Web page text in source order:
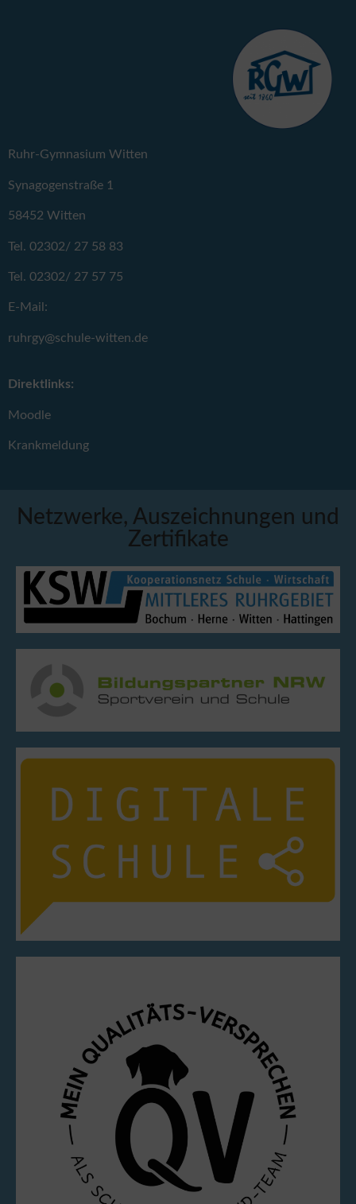
Ruhr-Gymnasium Witten
Synagogenstraße 1
58452 Witten
Tel. 02302/ 27 58 83
Tel. 02302/ 27 57 75
E-Mail:
ruhrgy@schule-witten.de
Direktlinks:
Moodle
Krankmeldung
Netzwerke, Auszeichnungen und
Zertifikate